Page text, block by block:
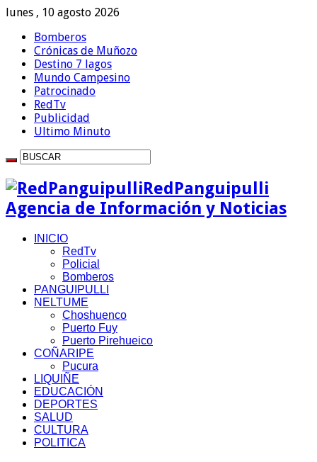
lunes , 10 agosto 2026
Bomberos
Crónicas de Muñozo
Destino 7 lagos
Mundo Campesino
Patrocinado
RedTv
Publicidad
Ultimo Minuto
RedPanguipulli
Agencia de Información y Noticias
INICIO
RedTv
Policial
Bomberos
PANGUIPULLI
NELTUME
Choshuenco
Puerto Fuy
Puerto Pirehueico
COÑARIPE
Pucura
LIQUIÑE
EDUCACIÓN
DEPORTES
SALUD
CULTURA
POLITICA